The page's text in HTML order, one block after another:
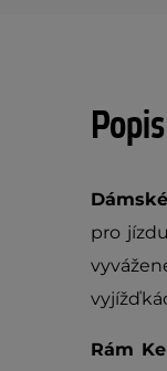
Popis
pro
Rám